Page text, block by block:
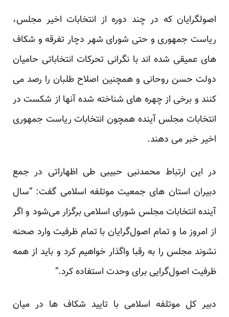
اصولگرایان که در چند دوره از انتخابات اخیر مجلس،
ریاست جمهوری و حتی شورای شهر دچار تفرقه و شکاف
های عمیقی شده اند با نگرانی تحرکات انتخاباتی حامیان
دولت حسن روحانی و همچنین اصلاح طلبان را رصد می
کنند و برخی از چهره های شناخته شده آنها از شکست در
انتخابات مجلس آینده همچون انتخابات ریاست جمهوری
اخیر خبر می دهند.
در این ارتباط محمدنبی حبیبی طی اظهاراتی در جمع
دبیران استان های جمعیت موتلفه اسلامی گفت: “سال
آینده انتخابات مجلس شورای اسلامی برگزار می‌شود و اگر
از امروز ما و تمام اصول‌گرایان با تمام ظرفیت وارد صحنه
نشوند مجلس را به رقبا واگذار خواهیم کرد و باید از همه
ظرفیت اصول‌گرایی برای وحدت استفاده کرد.”
دبیر کل موتلفه اسلامی با تایید شکاف ها در میان